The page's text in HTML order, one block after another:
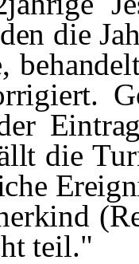
die
die
teil."